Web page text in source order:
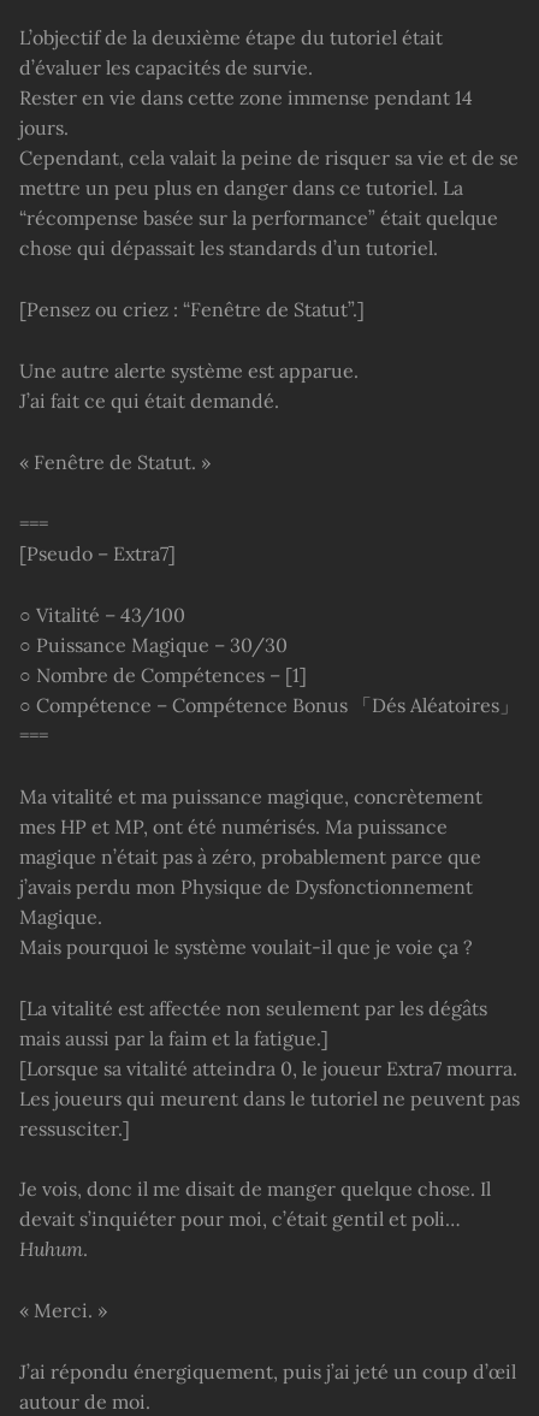
L’objectif de la deuxième étape du tutoriel était
d’évaluer les capacités de survie.
Rester en vie dans cette zone immense pendant 14
jours.
Cependant, cela valait la peine de risquer sa vie et de se
mettre un peu plus en danger dans ce tutoriel. La
“récompense basée sur la performance” était quelque
chose qui dépassait les standards d’un tutoriel.
[Pensez ou criez : “Fenêtre de Statut”.]
Une autre alerte système est apparue.
J’ai fait ce qui était demandé.
« Fenêtre de Statut. »
===
[Pseudo – Extra7]
○ Vitalité – 43/100
○ Puissance Magique – 30/30
○ Nombre de Compétences – [1]
○ Compétence – Compétence Bonus 「Dés Aléatoires」
===
Ma vitalité et ma puissance magique, concrètement
mes HP et MP, ont été numérisés. Ma puissance
magique n’était pas à zéro, probablement parce que
j’avais perdu mon Physique de Dysfonctionnement
Magique.
Mais pourquoi le système voulait-il que je voie ça ?
[La vitalité est affectée non seulement par les dégâts
mais aussi par la faim et la fatigue.]
[Lorsque sa vitalité atteindra 0, le joueur Extra7 mourra.
Les joueurs qui meurent dans le tutoriel ne peuvent pas
ressusciter.]
Je vois, donc il me disait de manger quelque chose. Il
devait s’inquiéter pour moi, c’était gentil et poli…
Huhum.
« Merci. »
J’ai répondu énergiquement, puis j’ai jeté un coup d’œil
autour de moi.